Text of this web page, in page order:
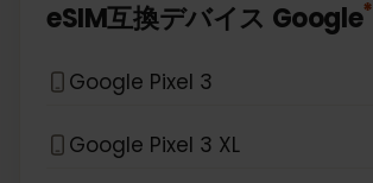
eSIM互換デバイス Google*
Google Pixel 3
Google Pixel 3 XL